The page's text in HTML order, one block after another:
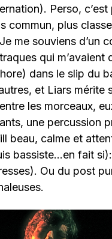
Perso,
commun, plus
me souviens d’un
qui m’avaient
dans le slip du
et Liars mérite
les morceaux,
une percussion
beau, calme et
bassiste…en fait
Ou du post